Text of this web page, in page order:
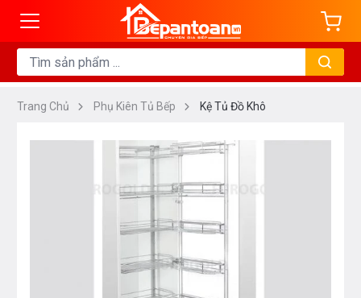
Trang Chủ Phụ Kiên Tủ Bếp Kệ Tủ Đồ Khô